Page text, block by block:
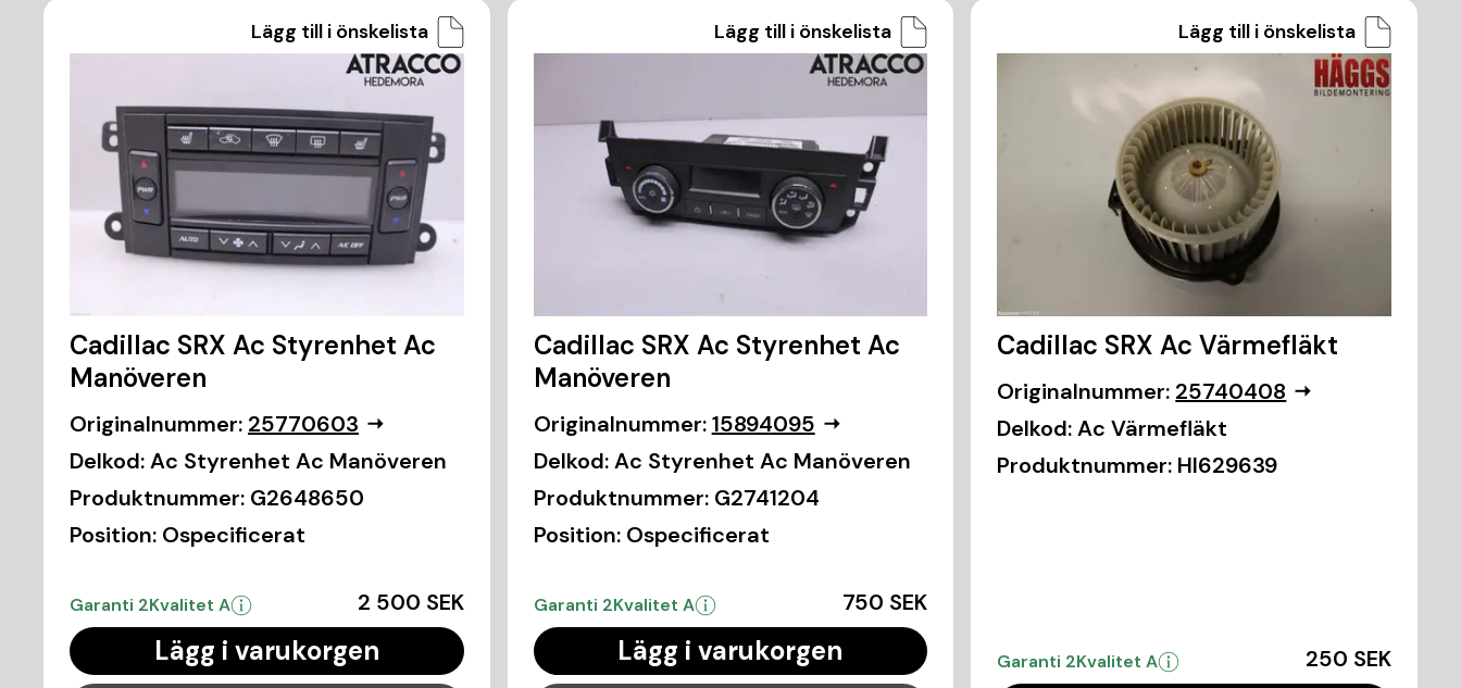
Lägg till i önskelista
Cadillac SRX Ac Styrenhet Ac
Manöveren
Originalnummer: 25770603
Delkod:Ac Styrenhet Ac Manöveren
Produktnummer: G2648650
Position: Ospecificerat
Garanti 2Kvalitet A 2 500 SEK
Lägg i varukorgen
Lägg till i önskelista
Cadillac SRX Ac Styrenhet Ac
Manöveren
Originalnummer: 15894095
Delkod: Ac Styrenhet Ac Manöveren
Produktnummer: G2741204
Position: Ospecificerat
Garanti 2Kvalitet A 750 SEK
Lägg i varukorgen
Lägg till i önskelista
Cadillac SRX Ac Värmefläkt
Originalnummer: 25740408
Delkod: Ac Värmefläkt
Produktnummer: HI629639
Garanti 2Kvalitet A 250 SEK